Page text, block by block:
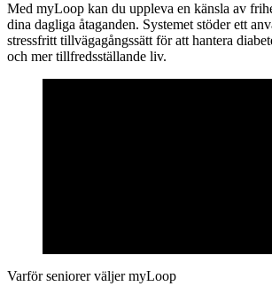
Med myLoop kan du uppleva en känsla av
dina dagliga åtaganden. Systemet stöder ett
stressfritt tillvägagångssätt för att hantera
och mer tillfredsställande liv.
Varför seniorer väljer myLoop